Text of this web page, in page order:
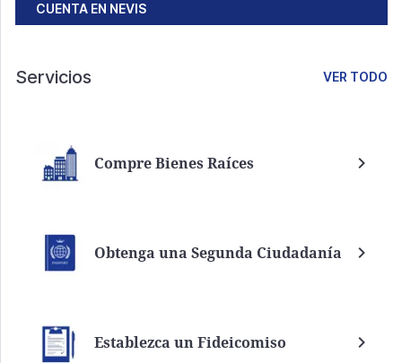
CUENTA EN NEVIS
Servicios VER TODO
Compre Bienes Raíces
Obtenga una Segunda Ciudadanía
Establezca un Fideicomiso